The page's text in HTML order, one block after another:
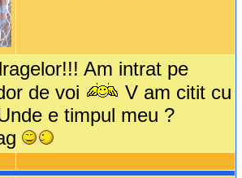
Am intrat pe
de voi
V am citit cu
e timpul meu ?